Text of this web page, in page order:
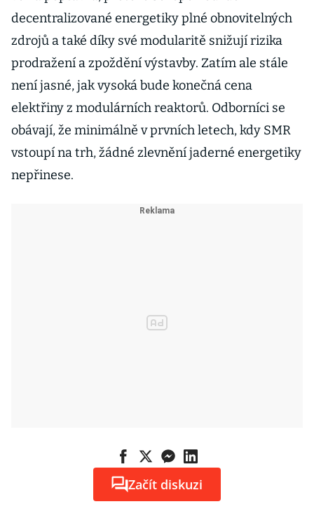
decentralizované energetiky plné obnovitelných
zdrojů a také díky své modularitě snižují rizika
prodražení a zpoždění výstavby. Zatím ale stále
není jasné, jak vysoká bude konečná cena
elektřiny z modulárních reaktorů. Odborníci se
obávají, že minimálně v prvních letech, kdy SMR
vstoupí na trh, žádné zlevnění jaderné energetiky
nepřinese.
Začít diskuzi